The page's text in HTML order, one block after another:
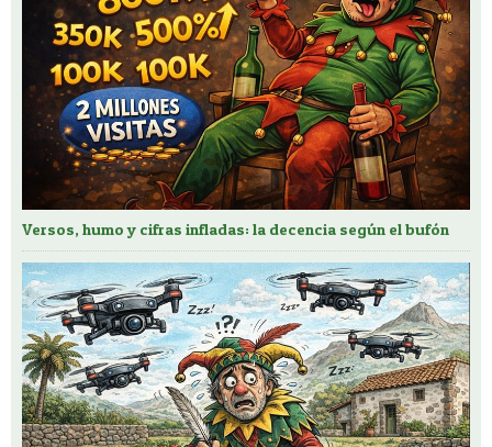
Versos, humo y cifras infladas: la decencia según el bufón